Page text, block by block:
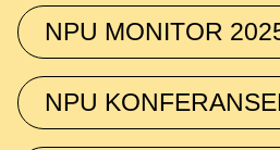
NPU MONITOR
NPU